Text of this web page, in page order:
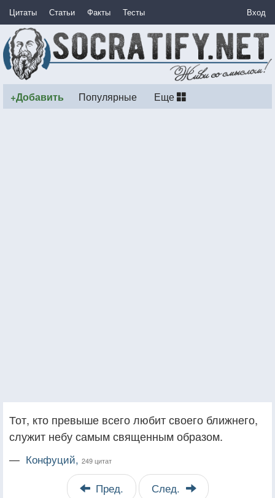
Цитаты Статьи Факты Тесты Вход
+Добавить Популярные Еще
Тот, кто превыше всего любит своего ближнего,
служит небу самым священным образом.
— Конфуций, 249 цитат
Пред. След.